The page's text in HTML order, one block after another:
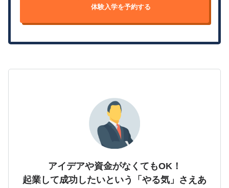
体験入学を予約する
アイデアや資金がなくてもOK！
起業して成功したいという「やる気」さえあ